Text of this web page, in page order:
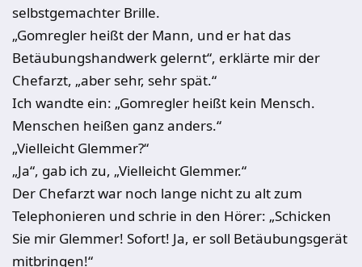
selbstgemachter Brille.
„Gomregler heißt der Mann, und er hat das
Betäubungshandwerk gelernt“, erklärte mir der
Chefarzt, „aber sehr, sehr spät.“
Ich wandte ein: „Gomregler heißt kein Mensch.
Menschen heißen ganz anders.“
„Vielleicht Glemmer?“
„Ja“, gab ich zu, „Vielleicht Glemmer.“
Der Chefarzt war noch lange nicht zu alt zum
Telephonieren und schrie in den Hörer: „Schicken
Sie mir Glemmer! Sofort! Ja, er soll Betäubungsgerät
mitbringen!“